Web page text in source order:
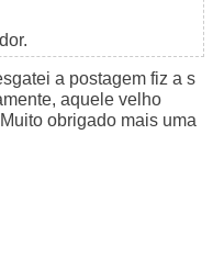
a postagem fiz a s
aquele velho
obrigado mais uma